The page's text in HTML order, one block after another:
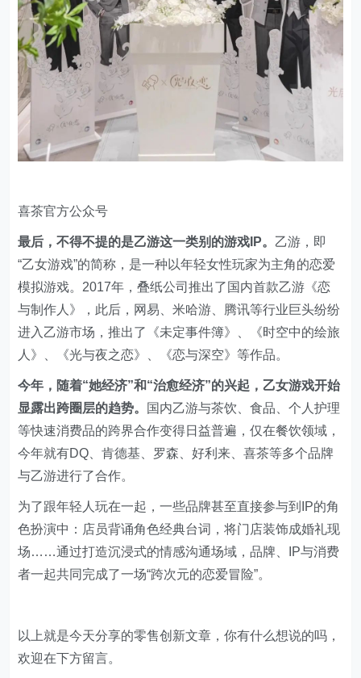
喜茶官方公众号
最后，不得不提的是乙游这一类别的游戏IP。 乙游，即
“乙女游戏”的简称，是一种以年轻女性玩家为主角的恋爱
模拟游戏。2017年，叠纸公司推出了国内首款乙游《恋
与制作人》，此后，网易、米哈游、腾讯等行业巨头纷纷
进入乙游市场，推出了《未定事件簿》、《时空中的绘旅
人》、《光与夜之恋》、《恋与深空》等作品。
今年，随着“她经济”和“治愈经济”的兴起，乙女游戏开始
显露出跨圈层的趋势。
国内乙游与茶饮、食品、个人护理
等快速消费品的跨界合作变得日益普遍，仅在餐饮领域，
今年就有DQ、肯德基、罗森、好利来、喜茶等多个品牌
与乙游进行了合作。
为了跟年轻人玩在一起，一些品牌甚至直接参与到IP的角
色扮演中：店员背诵角色经典台词，将门店装饰成婚礼现
场……通过打造沉浸式的情感沟通场域，品牌、IP与消费
者一起共同完成了一场“跨次元的恋爱冒险”。
以上就是今天分享的零售创新文章，你有什么想说的吗，
欢迎在下方留言。